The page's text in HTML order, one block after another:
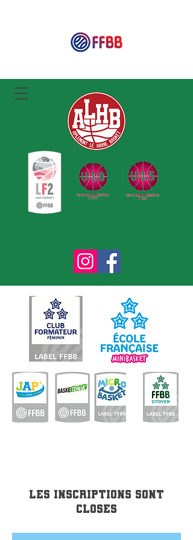
Les inscriptions sont
closes